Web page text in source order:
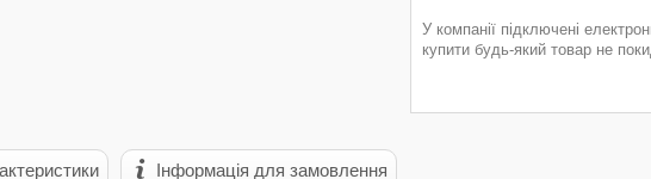
У компанії підключені
купити будь-який товар не
Інформація для замовлення